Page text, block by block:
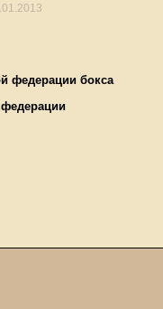
федерации бокса